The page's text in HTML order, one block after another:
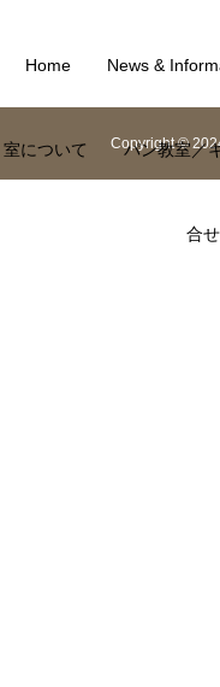
Home News &
室について パン教室／
合せ
Copyright ©